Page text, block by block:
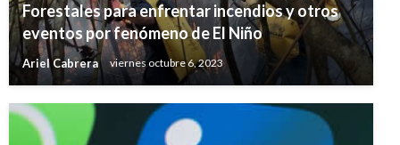
Forestales para enfrentar incendios y otros
eventos por fenómeno de El Niño
Ariel Cabrera viernes octubre 6, 2023